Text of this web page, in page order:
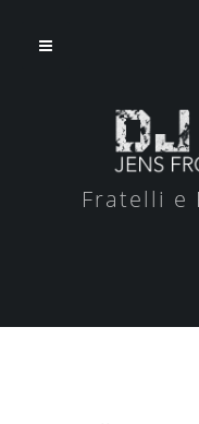
Fratelli e